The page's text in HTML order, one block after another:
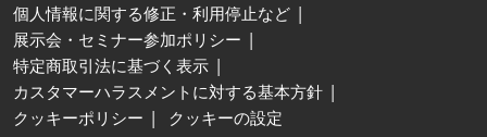
個人情報に関する修正・利用停止など
展示会・セミナー参加ポリシー
特定商取引法に基づく表示
カスタマーハラスメントに対する基本方針
クッキーポリシー
クッキーの設定